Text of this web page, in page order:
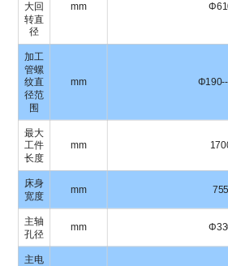
大回
转直
径
mm
加工
管螺
纹直
径范
围
mm
最大
工件
长度
mm
床身
宽度
mm 755
主轴
孔径
mm
主电